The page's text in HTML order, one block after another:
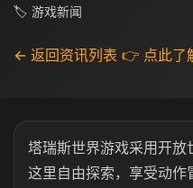
🏷 游戏新闻
← 返回资讯列表 👉 点此了
塔瑞斯世界游戏采用开放
这里自由探索，享受动作